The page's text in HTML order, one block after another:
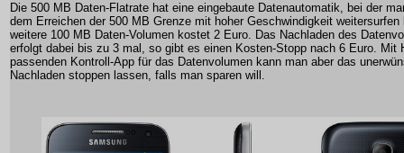
Die 500 MB Daten-Flatrate hat eine eingebaute Datenautomatik, bei der
dem Erreichen der 500 MB Grenze mit hoher Geschwindigkeit weitersurfen
weitere 100 MB Daten-Volumen kostet 2 Euro. Das Nachladen des
erfolgt dabei bis zu 3 mal, so gibt es einen Kosten-Stopp nach 6 Euro. Mit
passenden Kontroll-App für das Datenvolumen kann man aber das
Nachladen stoppen lassen, falls man sparen will.